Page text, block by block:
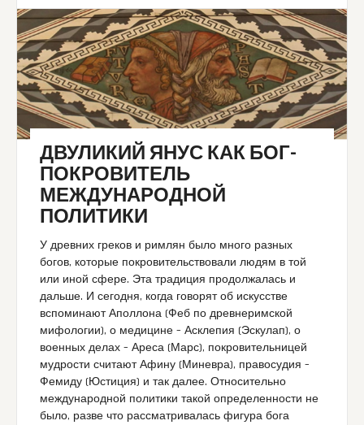
ДВУЛИКИЙ ЯНУС КАК БОГ-
ПОКРОВИТЕЛЬ
МЕЖДУНАРОДНОЙ
ПОЛИТИКИ
У древних греков и римлян было много разных
богов, которые покровительствовали людям в той
или иной сфере. Эта традиция продолжалась и
дальше. И сегодня, когда говорят об искусстве
вспоминают Аполлона (Феб по древнеримской
мифологии), о медицине – Асклепия (Эскулап), о
военных делах – Ареса (Марс), покровительницей
мудрости считают Афину (Миневра), правосудия –
Фемиду (Юстиция) и так далее. Относительно
международной политики такой определенности не
было, разве что рассматривалась фигура бога